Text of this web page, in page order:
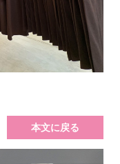
本文に戻る